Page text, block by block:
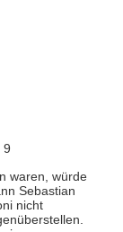
9
waren, würde
Sebastian
nicht